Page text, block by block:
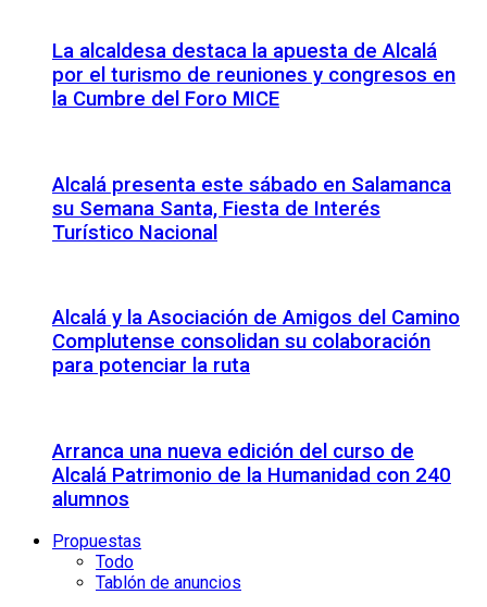
La alcaldesa destaca la apuesta de Alcalá
por el turismo de reuniones y congresos en
la Cumbre del Foro MICE
Alcalá presenta este sábado en Salamanca
su Semana Santa, Fiesta de Interés
Turístico Nacional
Alcalá y la Asociación de Amigos del Camino
Complutense consolidan su colaboración
para potenciar la ruta
Arranca una nueva edición del curso de
Alcalá Patrimonio de la Humanidad con 240
alumnos
Propuestas
Todo
Tablón de anuncios